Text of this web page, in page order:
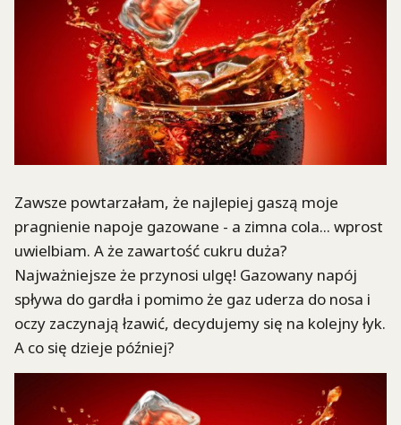
Zawsze powtarzałam, że najlepiej gaszą moje
pragnienie napoje gazowane - a zimna cola... wprost
uwielbiam. A że zawartość cukru duża?
Najważniejsze że przynosi ulgę! Gazowany napój
spływa do gardła i pomimo że gaz uderza do nosa i
oczy zaczynają łzawić, decydujemy się na kolejny łyk.
A co się dzieje później?